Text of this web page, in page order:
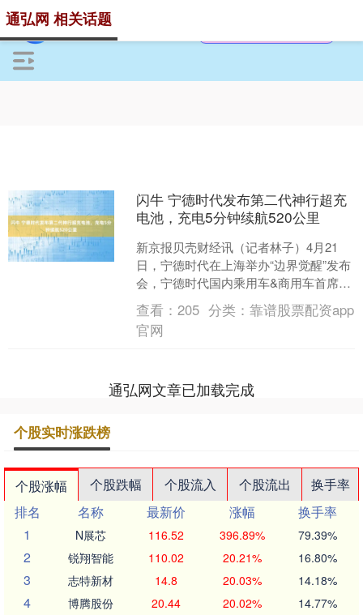
通弘网 相关话题
闪牛 宁德时代发布第二代神行超充
电池，充电5分钟续航520公里
新京报贝壳财经讯（记者林子）4月21
日，宁德时代在上海举办“边界觉醒”发布
会，宁德时代国内乘用车&商用车首席技
术官高焕宣布，宁德时代发布第二代神
行超充电池，可以....
查看：205 分类：靠谱股票配资app
官网
通弘网文章已加载完成
个股实时涨跌榜
个股涨幅 个股跌幅 个股流入 个股流出
换手率
排名
名称 最新价 涨幅
换手率
1
N展芯 116.52 396.89% 79.39%
2 锐翔智能 110.02 20.21% 16.80%
3 志特新材 14.8 20.03% 14.18%
4 博腾股份 20.44 20.02% 14.77%